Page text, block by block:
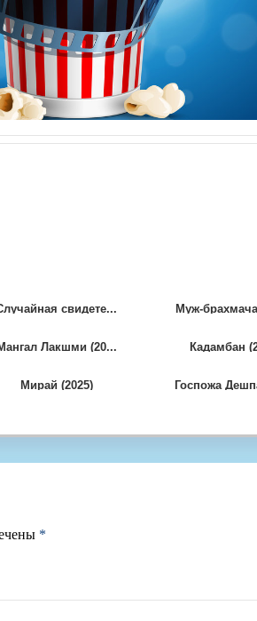
свидете... Муж-
Лакшми (20... Кадамбан
Мирай (2025) Госпожа
*